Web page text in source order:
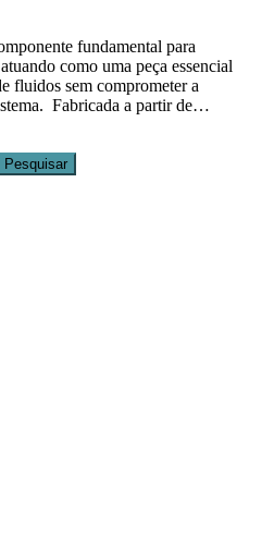
fundamental para
como uma peça essencial
fluidos sem comprometer a
Fabricada a partir de…
Pesquisar